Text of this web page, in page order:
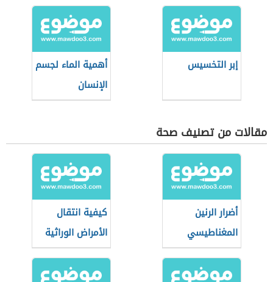
إبر التخسيس
أهمية الماء لجسم
الإنسان
مقالات من تصنيف صحة
أضرار الرنين
المغناطيسي
كيفية انتقال
الأمراض الوراثية